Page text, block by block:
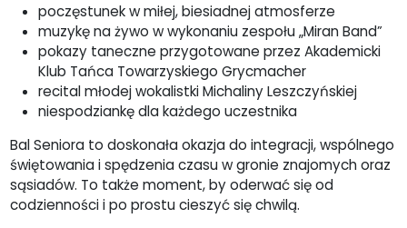
poczęstunek w miłej, biesiadnej atmosferze
muzykę na żywo w wykonaniu zespołu „Miran Band”
pokazy taneczne przygotowane przez Akademicki
Klub Tańca Towarzyskiego Grycmacher
recital młodej wokalistki Michaliny Leszczyńskiej
niespodziankę dla każdego uczestnika
Bal Seniora to doskonała okazja do integracji, wspólnego
świętowania i spędzenia czasu w gronie znajomych oraz
sąsiadów. To także moment, by oderwać się od
codzienności i po prostu cieszyć się chwilą.